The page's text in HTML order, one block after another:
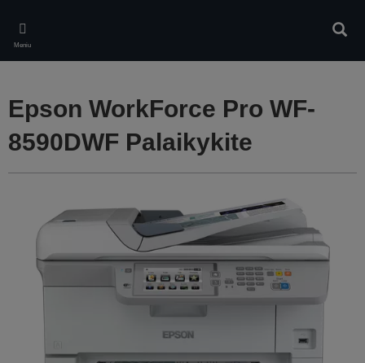
main
content
Meniu
Epson WorkForce Pro WF-
8590DWF Palaikykite